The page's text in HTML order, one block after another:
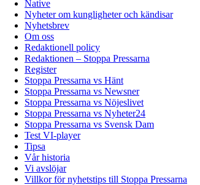
Native
Nyheter om kungligheter och kändisar
Nyhetsbrev
Om oss
Redaktionell policy
Redaktionen – Stoppa Pressarna
Register
Stoppa Pressarna vs Hänt
Stoppa Pressarna vs Newsner
Stoppa Pressarna vs Nöjeslivet
Stoppa Pressarna vs Nyheter24
Stoppa Pressarna vs Svensk Dam
Test VI-player
Tipsa
Vår historia
Vi avslöjar
Villkor för nyhetstips till Stoppa Pressarna